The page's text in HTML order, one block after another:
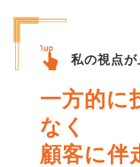
私の視点が
一方的に
なく
顧客に伴